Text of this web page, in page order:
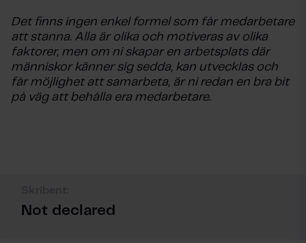
Det finns ingen enkel formel som får medarbetare
att stanna. Alla är olika och motiveras av olika
faktorer, men om ni skapar en arbetsplats där
människor känner sig sedda, kan utvecklas och
får möjlighet att samarbeta, är ni redan en bra bit
på väg att behålla era medarbetare.
Not declared